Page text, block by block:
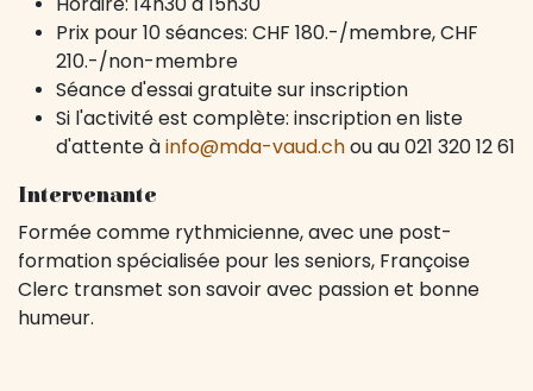
Prix pour 10 séances: CHF 180.-/membre, CHF
210.-/non-membre
Séance d'essai gratuite sur inscription
Si l'activité est complète: inscription en liste
d'attente àinfo@mda-vaud.chou au 021 320 12 61
Intervenante
Formée comme rythmicienne, avec une post-
formation spécialisée pour les seniors, Françoise
Clerc transmet son savoir avec passion et bonne
humeur.